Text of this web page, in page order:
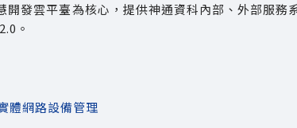
開發雲平臺為核心，提供神通資科內部、外部服
。
體網路設備管理